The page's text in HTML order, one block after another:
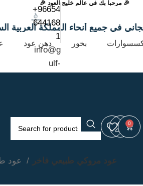
🎉 مرحباً بك في عالم خليج العود 🎉
مجاني في جميع أنحاء المملكة
دهن عود بخور
+96654
644168
1
info@g
ulf-
0
عود مروكي طبيعي فاخر